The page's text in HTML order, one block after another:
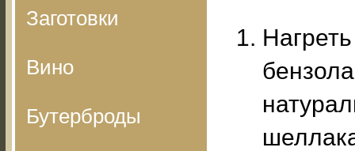
Заготовки
Вино
Бутерброды